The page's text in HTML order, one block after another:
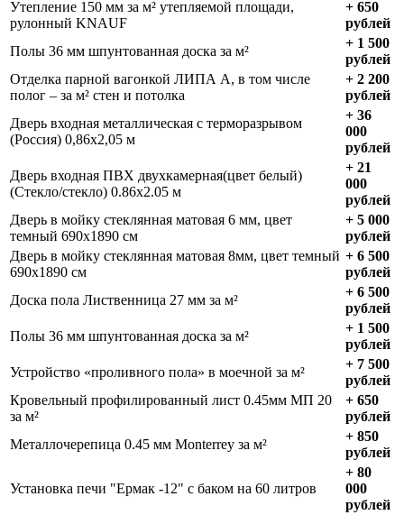
Утепление 150 мм за м² утепляемой площади,
рулонный KNAUF
+ 650
рублей
Полы 36 мм шпунтованная доска за м²
+ 1 500
рублей
Отделка парной вагонкой ЛИПА А, в том числе
полог – за м² стен и потолка
+ 2 200
рублей
Дверь входная металлическая с терморазрывом
(Россия) 0,86х2,05 м
+ 36
000
рублей
Дверь входная ПВХ двухкамерная(цвет белый)
(Стекло/стекло) 0.86х2.05 м
+ 21
000
рублей
Дверь в мойку стеклянная матовая 6 мм, цвет
темный 690х1890 см
+ 5 000
рублей
Дверь в мойку стеклянная матовая 8мм, цвет темный
690х1890 см
+ 6 500
рублей
Доска пола Лиственница 27 мм за м²
+ 6 500
рублей
Полы 36 мм шпунтованная доска за м²
+ 1 500
рублей
Устройство «проливного пола» в моечной за м²
+ 7 500
рублей
Кровельный профилированный лист 0.45мм МП 20
за м²
+ 650
рублей
Металлочерепица 0.45 мм Monterrey за м²
+ 850
рублей
Установка печи "Ермак -12" с баком на 60 литров
+ 80
000
рублей